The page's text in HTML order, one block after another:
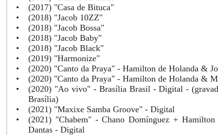
•
(2017) "Casa de Bituca"
•
(2018) "Jacob 10ZZ"
•
(2018) "Jacob Bossa"
•
(2018) "Jacob Baby"
•
(2018) "Jacob Black"
•
(2019) "Harmonize"
•
(2020) "Canto da Praya" - Hamilton de Holanda &
•
(2020) "Canto da Praya" - Hamilton de Holanda &
•
(2020) "Ao vivo" - Brasília Brasil - Digital -
Brasília)
•
(2021) "Maxixe Samba Groove" - Digital
•
(2021) "Chabem" - Chano Domínguez +
Dantas - Digital